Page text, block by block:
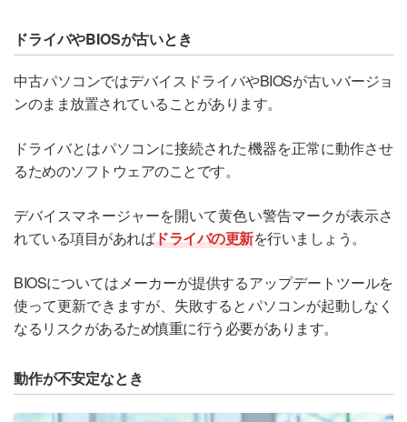
ドライバやBIOSが古いとき
中古パソコンではデバイスドライバやBIOSが古いバージョ
ンのまま放置されていることがあります。
ドライバとはパソコンに接続された機器を正常に動作させ
るためのソフトウェアのことです。
デバイスマネージャーを開いて黄色い警告マークが表示さ
れている項目があればドライバの更新を行いましょう。
BIOSについてはメーカーが提供するアップデートツールを
使って更新できますが、失敗するとパソコンが起動しなく
なるリスクがあるため慎重に行う必要があります。
動作が不安定なとき